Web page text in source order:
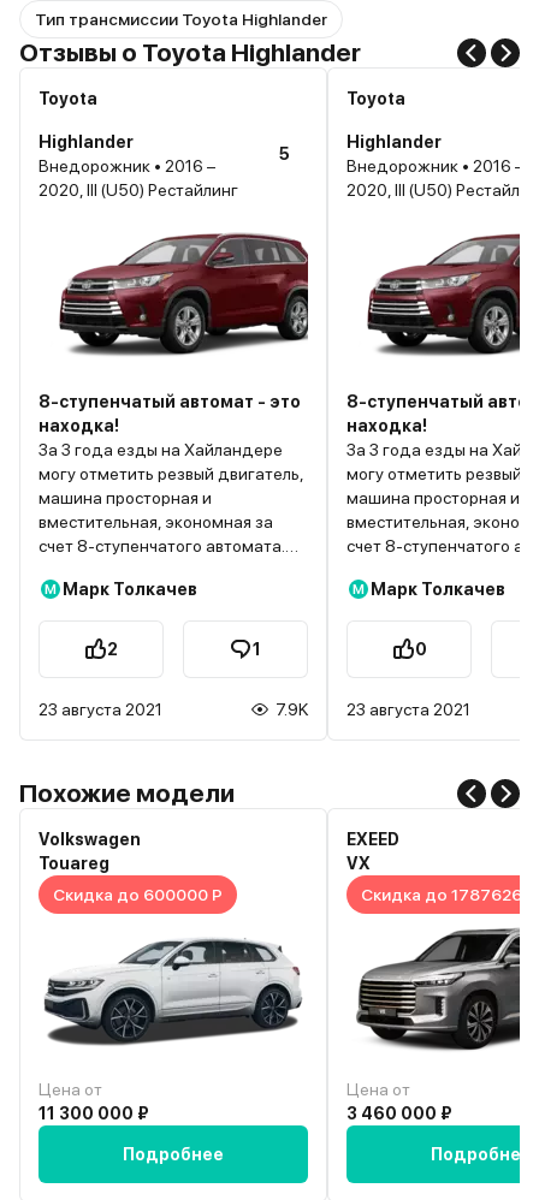
Тип трансмиссии Toyota Highlander
Отзывы о Toyota Highlander
Toyota
Highlander
Внедорожник • 2016 –
2020, III (U50) Рестайлинг
5
8-ступенчатый автомат - это
находка!
За 3 года езды на Хайландере
могу отметить резвый двигатель,
машина просторная и
вместительная, экономная за
счет 8-ступенчатого автомата.
раскладываются и складываются.
В обслуживании недорогой, за
все время менял только пыльник
М Марк Толкачев
2 1
23 августа 2021 7.9K
Toyota
Highlander
Внедорожник • 2016 –
2020, III (U50)
8-ступенчатый
находка!
За 3 года езды на
могу отметить резвый
машина просторная и
вместительная,
счет 8-ступенчатого
раскладываются и
В обслуживании
все время менял
М Марк Толкачев
0
23 августа 2021
Похожие модели
Volkswagen
Touareg
Скидка до 600000 Р
Цена от
11 300 000 ₽
Подробнее
EXEED
VX
Скидка до 1787626 Р
Цена от
3 460 000 ₽
Подробнее